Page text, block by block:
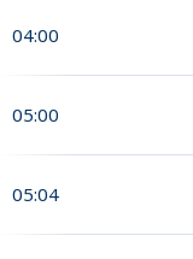
04:00
05:00
05:04